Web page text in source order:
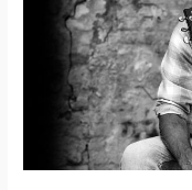
Écoutez
guitaristes